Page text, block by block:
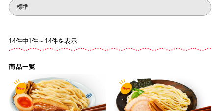
14件中1件～14件を表示
商品一覧